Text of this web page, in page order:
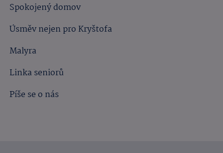
Spokojený domov
Úsměv nejen pro Kryštofa
Malyra
Linka seniorů
Píše se o nás